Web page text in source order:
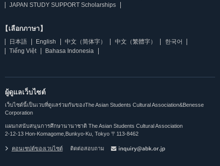
JAPAN STUDY SUPPORT Scholarships
【เลือกภาษา】
日本語 English 中文（简体字） 中文（繁體字）
한국어
Tiếng Việt
Bahasa Indonesia
ผู้ดูแลเว็บไซต์
เว็บไซต์นี้เป็นเวบที่ดูแลร่วมกันของThe Asian Students Cultural Association&Benesse
Corporation
แผนกสนับสนุนการศึกษานานาชาติ The Asian Students Cultural Association
2-12-13 Hon-Komagome,Bunkyo-Ku, Tokyo 〒113-8462
คอนเซปต์ของเวบไซต์ ติดต่อสอบถาม